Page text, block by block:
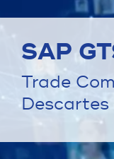
SAP
Trade